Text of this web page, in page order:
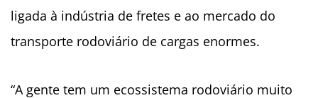
ligada à indústria de fretes e ao mercado do
transporte rodoviário de cargas enormes.
“A gente tem um ecossistema rodoviário muito